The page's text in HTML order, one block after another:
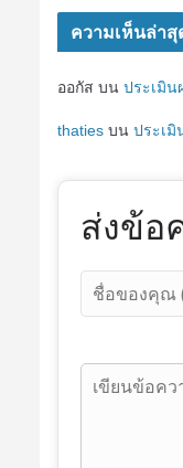
ความเห็นล่าสุ
ออกัส บน ประเมิน
thatiesบน ประเมิ
ส่งข้อ